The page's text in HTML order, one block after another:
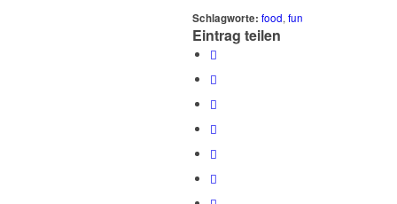
Schlagworte: food,fun
Eintrag teilen